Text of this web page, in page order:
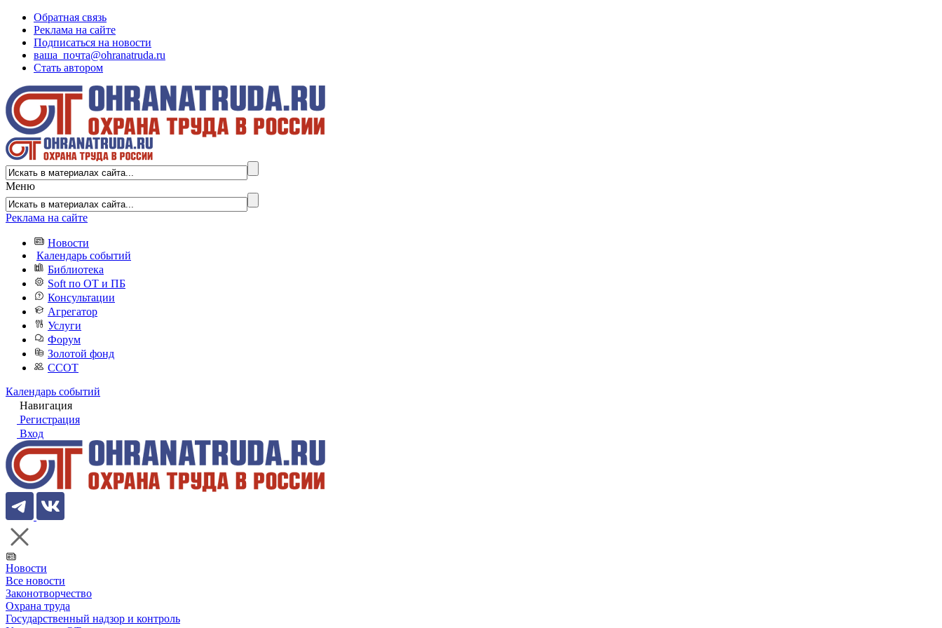
Обратная связь
Реклама на сайте
Подписаться на новости
ваша_почта@ohranatruda.ru
Стать автором
Меню
Реклама на сайте
Новости
Календарь событий
Библиотека
Soft по ОТ и ПБ
Консультации
Агрегатор
Услуги
Форум
Золотой фонд
ССОТ
Календарь событий
Навигация
Регистрация
Вход
Новости
Все новости
Законотворчество
Охрана труда
Государственный надзор и контроль